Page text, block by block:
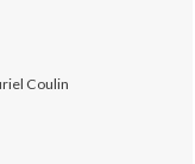
Coulin